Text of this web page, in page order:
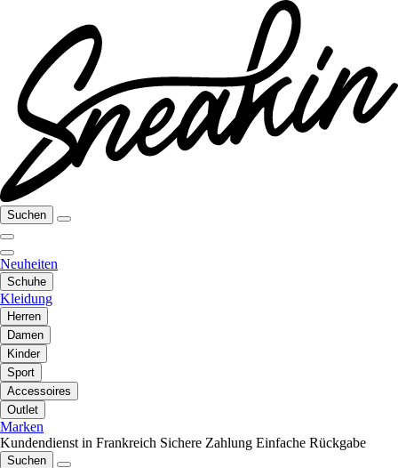
Suchen
Neuheiten
Schuhe
Kleidung
Herren
Damen
Kinder
Sport
Accessoires
Outlet
Marken
Kundendienst in Frankreich Sichere Zahlung Einfache Rückgabe
Suchen